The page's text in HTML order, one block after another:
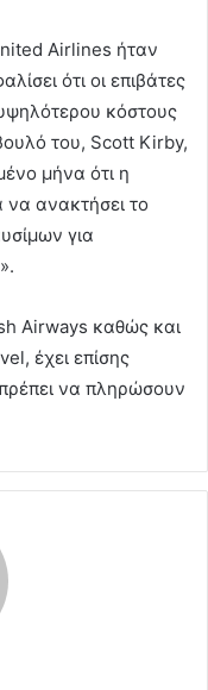
Airlines ήταν
ότι οι επιβάτες
κόστους
του, Scott Kirby,
μήνα ότι η
να ανακτήσει το
για
Airways καθώς και
έχει επίσης
πρέπει να πληρώσουν